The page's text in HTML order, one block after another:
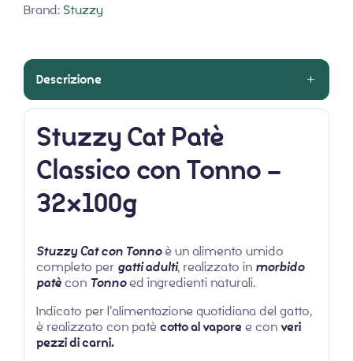
Brand:Stuzzy
Descrizione
Stuzzy Cat Patè
Classico con Tonno –
32x100g
Stuzzy Cat con Tonnoè un alimento umido
completo per gatti adulti, realizzato in morbido
patècon Tonnoed ingredienti naturali.
Indicato per l’alimentazione quotidiana del gatto,
è realizzato con patè cotto al vapore e con veri
pezzi di carni.